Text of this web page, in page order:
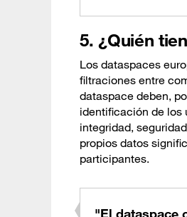
5. ¿Quién
Los dataspaces
filtraciones entre
dataspace deben,
identificación de los
integridad,
propios datos
participantes.
"El dataspace